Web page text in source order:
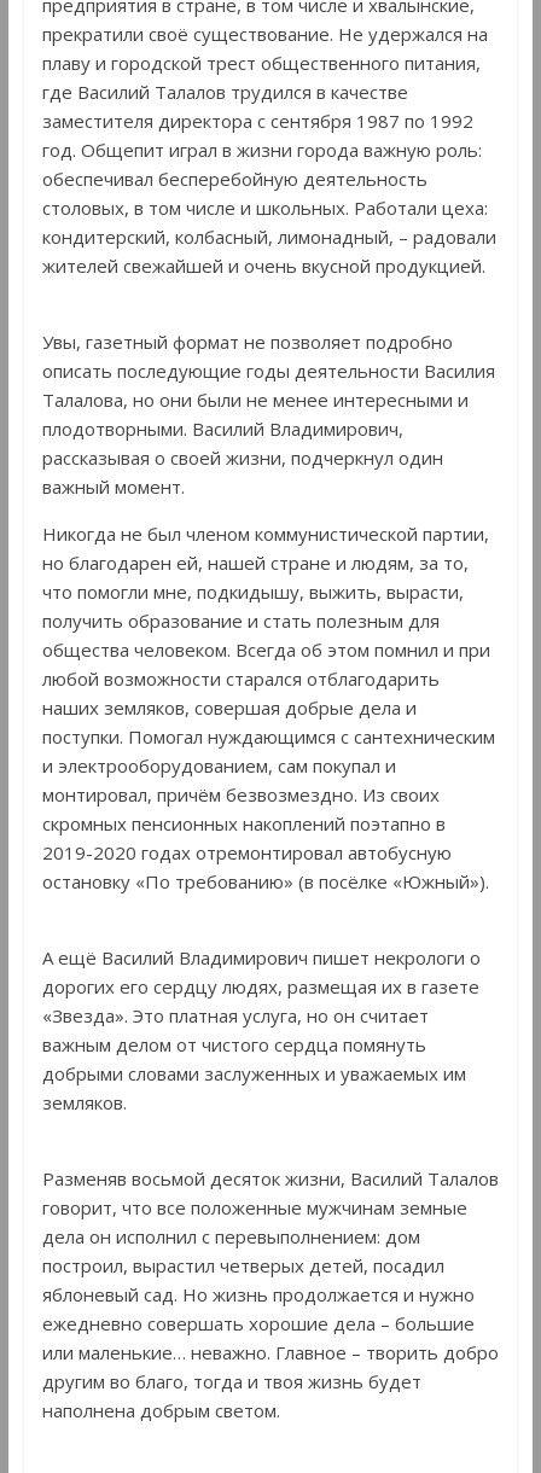
предприятия в стране, в том числе и хвалынские,
прекратили своё существование. Не удержался на
плаву и городской трест общественного питания,
где Василий Талалов трудился в качестве
заместителя директора с сентября 1987 по 1992
год. Общепит играл в жизни города важную роль:
обеспечивал бесперебойную деятельность
столовых, в том числе и школьных. Работали цеха:
кондитерский, колбасный, лимонадный, – радовали
жителей свежайшей и очень вкусной продукцией.
Увы, газетный формат не позволяет подробно
описать последующие годы деятельности Василия
Талалова, но они были не менее интересными и
плодотворными. Василий Владимирович,
рассказывая о своей жизни, подчеркнул один
важный момент.
Никогда не был членом коммунистической партии,
но благодарен ей, нашей стране и людям, за то,
что помогли мне, подкидышу, выжить, вырасти,
получить образование и стать полезным для
общества человеком. Всегда об этом помнил и при
любой возможности старался отблагодарить
наших земляков, совершая добрые дела и
поступки. Помогал нуждающимся с сантехническим
и электрооборудованием, сам покупал и
монтировал, причём безвозмездно. Из своих
скромных пенсионных накоплений поэтапно в
2019-2020 годах отремонтировал автобусную
остановку «По требованию» (в посёлке «Южный»).
А ещё Василий Владимирович пишет некрологи о
дорогих его сердцу людях, размещая их в газете
«Звезда». Это платная услуга, но он считает
важным делом от чистого сердца помянуть
добрыми словами заслуженных и уважаемых им
земляков.
Разменяв восьмой десяток жизни, Василий Талалов
говорит, что все положенные мужчинам земные
дела он исполнил с перевыполнением: дом
построил, вырастил четверых детей, посадил
яблоневый сад. Но жизнь продолжается и нужно
ежедневно совершать хорошие дела – большие
или маленькие… неважно. Главное – творить добро
другим во благо, тогда и твоя жизнь будет
наполнена добрым светом.